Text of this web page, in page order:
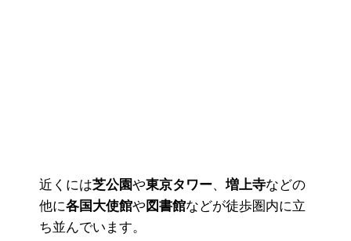
近くには芝公園や東京タワー、 増上寺などの
他に各国大使館や図書館などが徒歩圏内に立
ち並んでいます。